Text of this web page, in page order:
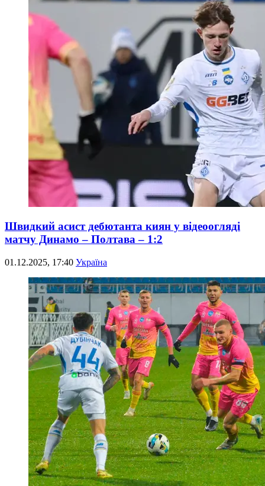
Швидкий асист дебютанта киян у відеоогляді
матчу Динамо – Полтава – 1:2
01.12.2025, 17:40 Україна